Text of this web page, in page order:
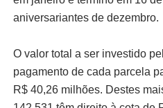
aniversariantes de dezembro.
O valor total a ser investido
pagamento de cada parcela
R$ 40,26 milhões. Destes